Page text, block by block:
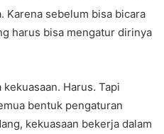
Karena sebelum bisa bicara
harus bisa mengatur dirinya
Harus. Tapi
bentuk pengaturan
kekuasaan bekerja dalam